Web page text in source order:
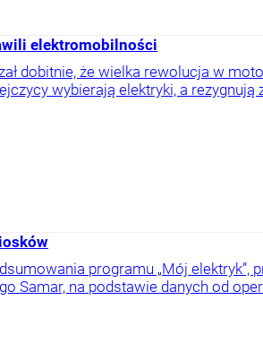
elektromobilności
dobitnie, że wielka rewolucja w
wybierają elektryki, a
programu „Mój elektryk”,
Samar, na podstawie danych od